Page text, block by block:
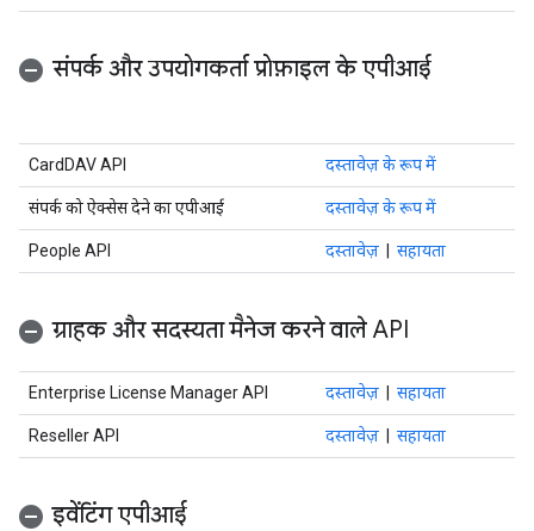
संपर्क और उपयोगकर्ता प्रोफ़ाइल के एपीआई
CardDAV API दस्तावेज़ के रूप में
संपर्क को ऐक्सेस देने का एपीआई दस्तावेज़ के रूप में
People API दस्तावेज़ सहायता
ग्राहक और सदस्यता मैनेज करने वाले API
Enterprise License Manager API दस्तावेज़ सहायता
Reseller API दस्तावेज़ सहायता
इवेंटिंग एपीआई